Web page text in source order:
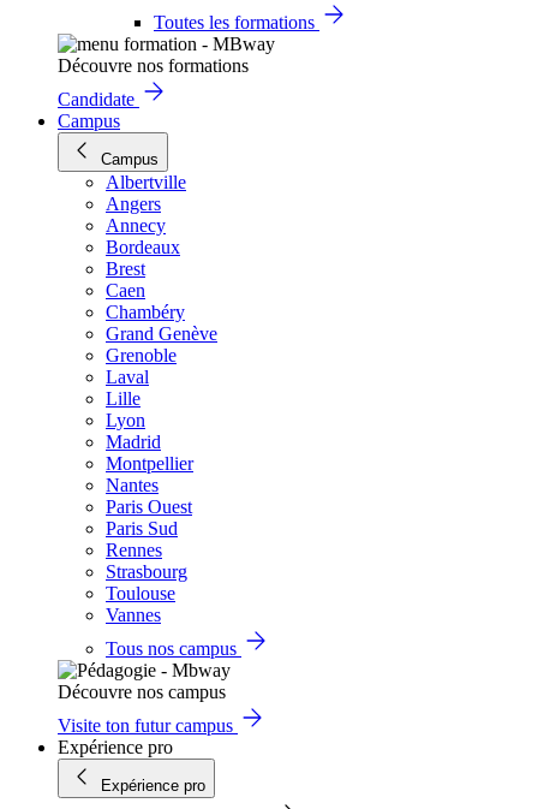
Toutes les formations
Découvre nos formations
Candidate
Campus
Campus
Albertville
Angers
Annecy
Bordeaux
Brest
Caen
Chambéry
Grand Genève
Grenoble
Laval
Lille
Lyon
Madrid
Montpellier
Nantes
Paris Ouest
Paris Sud
Rennes
Strasbourg
Toulouse
Vannes
Tous nos campus
Découvre nos campus
Visite ton futur campus
Expérience pro
Expérience pro